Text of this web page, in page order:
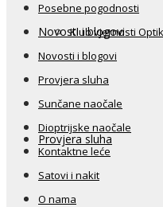
Novosti i blogovi
Provjera sluha
Posebne pogodnosti
Klub vjernosti
Novosti i blogovi
Provjera sluha
Sunčane naočale
Dioptrijske naočale
Kontaktne leće
Satovi i nakit
O nama